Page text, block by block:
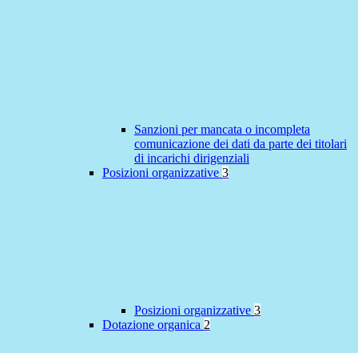
Sanzioni per mancata o incompleta
comunicazione dei dati da parte dei titolari
di incarichi dirigenziali
Posizioni organizzative 3
Posizioni organizzative 3
Dotazione organica 2